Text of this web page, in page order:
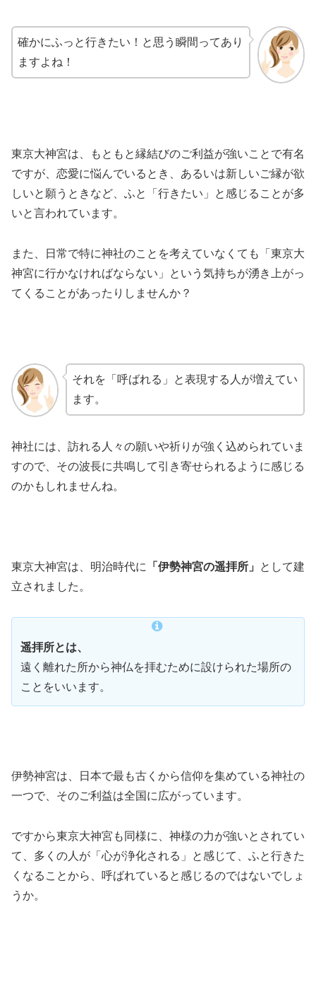
確かにふっと行きたい！と思う瞬間ってあり
ますよね！
東京大神宮は、もともと縁結びのご利益が強いことで有名
ですが、恋愛に悩んでいるとき、あるいは新しいご縁が欲
しいと願うときなど、ふと「行きたい」と感じることが多
いと言われています。
また、日常で特に神社のことを考えていなくても「東京大
神宮に行かなければならない」という気持ちが湧き上がっ
てくることがあったりしませんか？
それを「呼ばれる」と表現する人が増えてい
ます。
神社には、訪れる人々の願いや祈りが強く込められていま
すので、その波長に共鳴して引き寄せられるように感じる
のかもしれませんね。
東京大神宮は、明治時代に 「伊勢神宮の遥拝所」
として建
立されました。
遥拝所とは、
遠く離れた所から神仏を拝むために設けられた場所の
ことをいいます。
伊勢神宮は、日本で最も古くから信仰を集めている神社の
一つで、そのご利益は全国に広がっています。
ですから東京大神宮も同様に、神様の力が強いとされてい
て、多くの人が「心が浄化される」と感じて、ふと行きた
くなることから、呼ばれていると感じるのではないでしょ
うか。